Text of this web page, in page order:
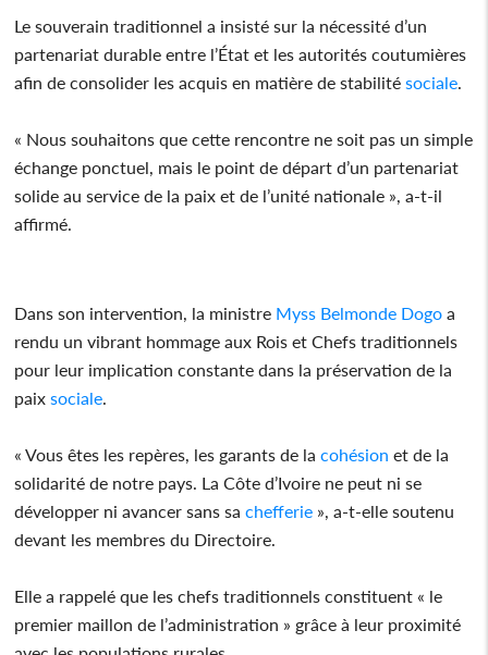
Le souverain traditionnel a insisté sur la nécessité d’un
partenariat durable entre l’État et les autorités coutumières
afin de consolider les acquis en matière de stabilité sociale.
« Nous souhaitons que cette rencontre ne soit pas un simple
échange ponctuel, mais le point de départ d’un partenariat
solide au service de la paix et de l’unité nationale », a-t-il
affirmé.
Dans son intervention, la ministre Myss Belmonde Dogo a
rendu un vibrant hommage aux Rois et Chefs traditionnels
pour leur implication constante dans la préservation de la
paix sociale.
« Vous êtes les repères, les garants de la cohésion et de la
solidarité de notre pays. La Côte d’Ivoire ne peut ni se
développer ni avancer sans sa chefferie », a-t-elle soutenu
devant les membres du Directoire.
Elle a rappelé que les chefs traditionnels constituent « le
premier maillon de l’administration » grâce à leur proximité